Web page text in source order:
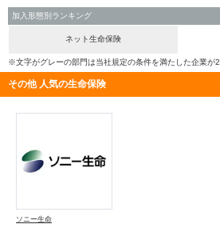
加入形態別ランキング
ネット生命保険
※文字がグレーの部門は当社規定の条件を満たした企業が
その他 人気の生命保険
ソニー生命